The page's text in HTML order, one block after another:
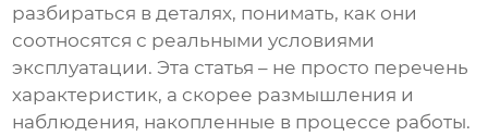
разбираться в деталях, понимать, как они
соотносятся с реальными условиями
эксплуатации. Эта статья – не просто перечень
характеристик, а скорее размышления и
наблюдения, накопленные в процессе работы.